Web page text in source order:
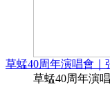
草蜢40周年演唱會｜
草蜢40周年演